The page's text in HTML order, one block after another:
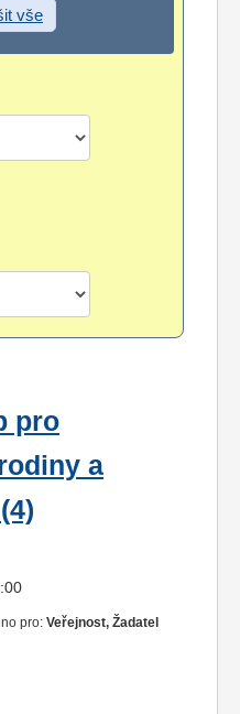
vše
pro
a
pro: Veřejnost, Žadatel